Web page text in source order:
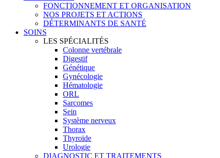
FONCTIONNEMENT ET ORGANISATION
NOS PROJETS ET ACTIONS
DÉTERMINANTS DE SANTÉ
SOINS
LES SPÉCIALITÉS
Colonne vertébrale
Digestif
Génétique
Gynécologie
Hématologie
ORL
Sarcomes
Sein
Système nerveux
Thorax
Thyroïde
Urologie
DIAGNOSTIC ET TRAITEMENTS